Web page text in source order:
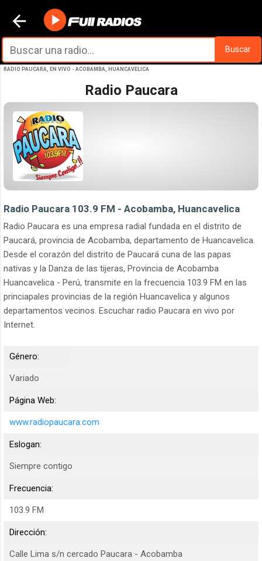
Ir al contenido principal
Buscar
RADIO PAUCARA, EN VIVO - ACOBAMBA, HUANCAVELICA
Radio Paucara
Radio Paucara 103.9 FM - Acobamba, Huancavelica
Radio Paucara es una empresa radial fundada en el distrito de
Paucará, provincia de Acobamba, departamento de Huancavelica.
Desde el corazón del distrito de Paucará cuna de las papas
nativas y la Danza de las tijeras, Provincia de Acobamba
Huancavelica - Perú, transmite en la frecuencia 103.9 FM en las
princiapales provincias de la región Huancavelica y algunos
departamentos vecinos. Escuchar radio Paucara en vivo por
Internet.
Género:
Variado
Página Web:
www.radiopaucara.com
Eslogan:
Siempre contigo
Frecuencia:
103.9 FM
Dirección:
Calle Lima s/n cercado Paucara - Acobamba